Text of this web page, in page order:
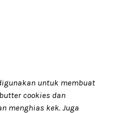
untuk membuat
cookies dan
menghias kek. Juga